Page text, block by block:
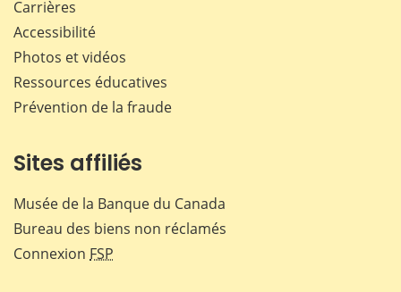
Carrières
Accessibilité
Photos et vidéos
Ressources éducatives
Prévention de la fraude
Sites affiliés
Musée de la Banque du Canada
Bureau des biens non réclamés
Connexion FSP